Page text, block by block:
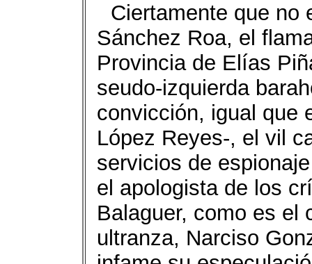
Ciertamente que no
Sánchez Roa, el
Provincia de Elías
seudo-izquierda
convicción, igual que
López Reyes-, el vil
servicios de
el apologista de los
Balaguer, como es el
ultranza, Narciso